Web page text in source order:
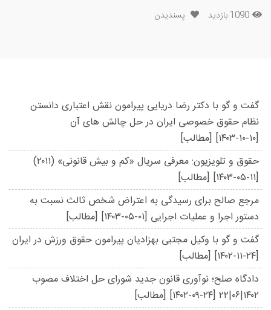
1090 بازدید پسندیدن
گفت و گو با دکتر رضا دریایی پیرامون نقش اعتباری دانستن
نظام حقوق خصوصی ایران در حل چالش های آن
[۱۴۰۳-۱۰-۱۰] [مطالب]
حقوق و تلویزیون: معرفی سریال «کم و بیش قانونی» (۲۰۱۱)
[۱۴۰۳-۰۵-۱۱] [مطالب]
مرجع صالح برای رسیدگی به اعتراض شخص ثالث نسبت به
دستور اجرا و عملیات اجرایی [۱۴۰۳-۰۵-۰۱] [مطالب]
گفت و گو با وکیل مجتبی بهزادیان پیرامون حقوق ورزش در ایران
[۱۴۰۲-۱۱-۲۴] [مطالب]
دادگاه صلح؛ نوآوری قانون جدید شورای حل اختلاف مصوب
۱۴۰۲|۰۶|۲۲
[۱۴۰۲-۰۹-۲۴] [مطالب]